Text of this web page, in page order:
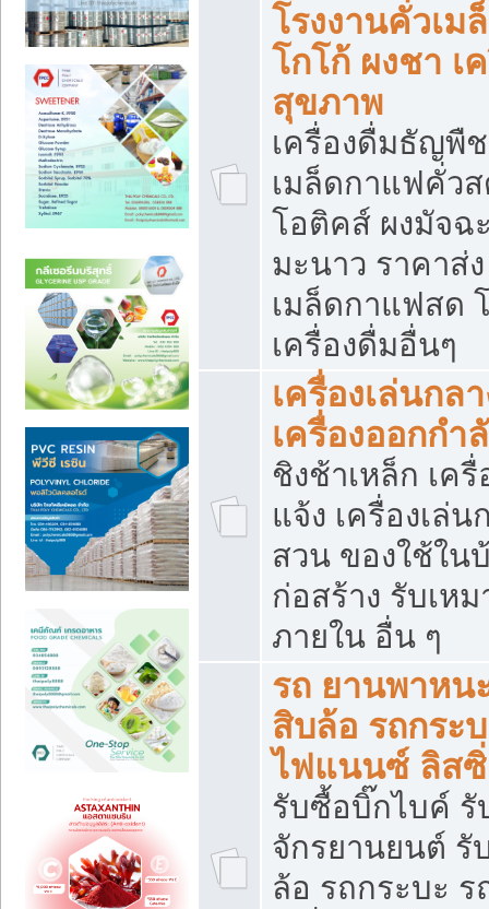
โรงงานคั่วเม
โกโก้ ผงชา เ
สุขภาพ
เครื่องดื่มธัญพื
เมล็ดกาแฟคั่ว
โอติคส์ ผงมัจฉ
มะนาว ราคาส่
เมล็ดกาแฟสด
เครื่องดื่มอื่นๆ
เครื่องเล่นกล
เครื่องออกกำ
ชิงช้าเหล็ก เค
แจ้ง เครื่องเล่น
สวน ของใช้ใน
ก่อสร้าง รับเห
ภายใน อื่น ๆ
รถ ยานพาหน
สิบล้อ รถกระ
ไฟแนนซ์ ลิส
รับซื้อบิ๊กไบค์
จักรยานยนต์ รั
ล้อ รถกระบะ